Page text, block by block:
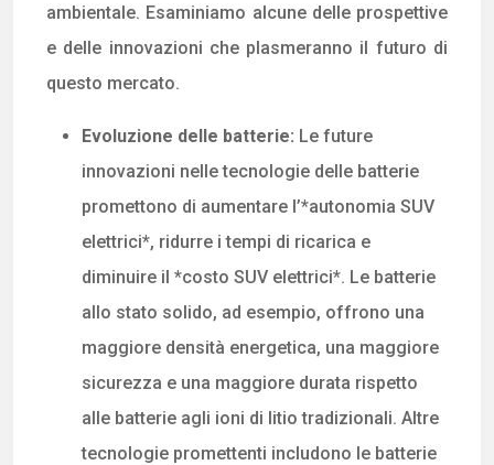
ambientale. Esaminiamo alcune delle prospettive
e delle innovazioni che plasmeranno il futuro di
questo mercato.
Evoluzione delle batterie: Le future
innovazioni nelle tecnologie delle batterie
promettono di aumentare l’*autonomia SUV
elettrici*, ridurre i tempi di ricarica e
diminuire il *costo SUV elettrici*. Le batterie
allo stato solido, ad esempio, offrono una
maggiore densità energetica, una maggiore
sicurezza e una maggiore durata rispetto
alle batterie agli ioni di litio tradizionali. Altre
tecnologie promettenti includono le batterie